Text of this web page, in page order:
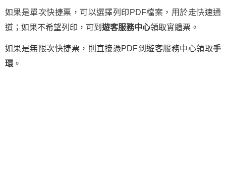
如果是單次快捷票，可以選擇列印PDF檔案，用於走快速通
道；如果不希望列印，可到 遊客服務中心領取實體票。
如果是無限次快捷票，則直接憑PDF到遊客服務中心領取手
環 。